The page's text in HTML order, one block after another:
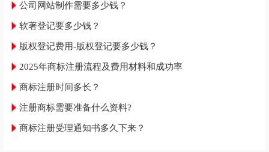
公司网站制作需要多少钱？
软著登记要多少钱？
版权登记费用-版权登记要多少钱？
2025年商标注册流程及费用材料和成功率
商标注册时间多长？
注册商标需要准备什么资料?
商标注册受理通知书多久下来？